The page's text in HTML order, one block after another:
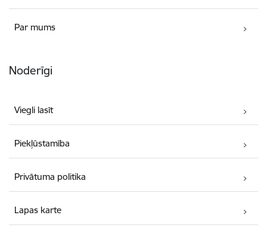
Par mums
Noderīgi
Viegli lasīt
Piekļūstamība
Privātuma politika
Lapas karte